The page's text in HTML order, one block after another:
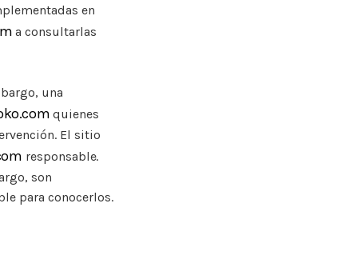
en
a consultarlas
una
quienes
El sitio
responsable.
son
para conocerlos.